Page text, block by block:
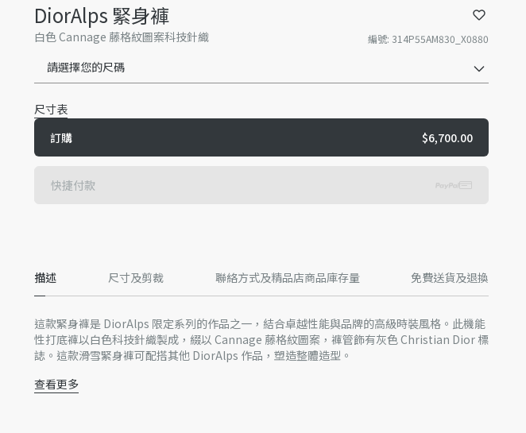
DiorAlps 緊身褲
白色 Cannage 藤格紋圖案科技針織 編號: 314P55AM830_X0880
請選擇您的尺碼
尺寸表
訂購
$6,700.00
快捷付款
描述 尺寸及剪裁 聯絡方式及精品店商品庫存量 免費送貨及退換
這款緊身褲是 DiorAlps 限定系列的作品之一，結合卓越性能與品牌的高級時裝風格。此機能
性打底褲以白色科技針織製成，綴以 Cannage 藤格紋圖案，褲管飾有灰色 Christian Dior 標
誌。這款滑雪緊身褲可配搭其他 DiorAlps 作品，塑造整體造型。
左腳褲管飾有 Christian Dior 標誌
查看更多